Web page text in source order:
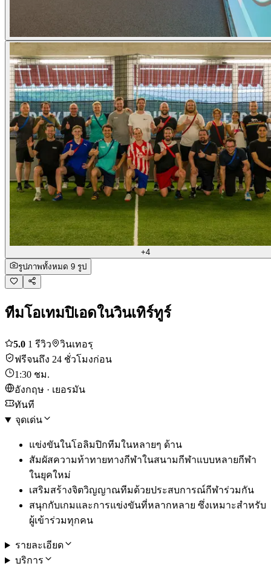
+4
รูปภาพทั้งหมด 9 รูป
ทีมโอเทมปิเอดในวินเทิร์ทูร์
5.0 1 รีวิว
วินเทอรฺ
ฟรีจนถึง 24 ชั่วโมงก่อน
1:30 ชม.
อังกฤษ · เยอรมัน
ทันที
จุดเด่น
แข่งขันในโอลิมปิกทีมในหลายๆ ด้าน
สัมผัสความท้าทายทางกีฬาในสนามกีฬาแบบหลายกีฬา
ในยุคใหม่
เสริมสร้างจิตวิญญาณทีมด้วยประสบการณ์กีฬาร่วมกัน
สนุกกับเกมและการแข่งขันที่หลากหลาย ซึ่งเหมาะสำหรับ
ผู้เข้าร่วมทุกคน
รายละเอียด
บริการ